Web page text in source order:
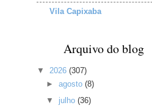
Vila Capixaba
Arquivo do blog
▼ 2026 (307)
►agosto(8)
▼ julho(36)